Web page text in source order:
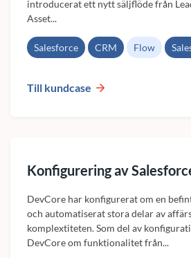
introducerat ett nytt säljflöde från
Asset...
Salesforce CRM Flow
Till kundcase
Konfigurering av
DevCore har konfigurerat om en
och automatiserat stora delar av
komplextiteten. Som del av
DevCore om funktionalitet från...